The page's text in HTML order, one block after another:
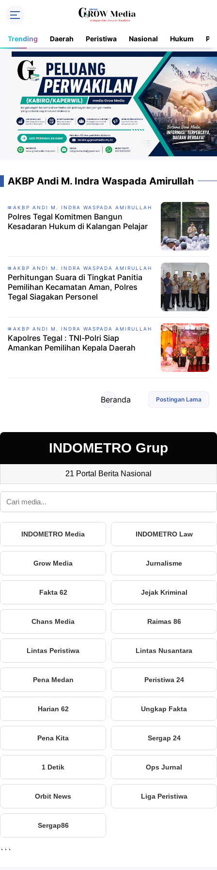
Trending Daerah Peristiwa Nasional Hukum
AKBP Andi M. Indra Waspada Amirullah
AKBP ANDI M. INDRA WASPADA AMIRULLAH
Polres Tegal Komitmen Bangun
Kesadaran Hukum di Kalangan Pelajar
AKBP ANDI M. INDRA WASPADA AMIRULLAH
Perhitungan Suara di Tingkat Panitia
Pemilihan Kecamatan Aman, Polres
Tegal Siagakan Personel
AKBP ANDI M. INDRA WASPADA AMIRULLAH
Kapolres Tegal : TNI-Polri Siap
Amankan Pemilihan Kepala Daerah
Postingan Lama
Beranda
INDOMETRO Grup
21 Portal Berita Nasional
INDOMETRO Media INDOMETRO Law
Grow Media Jurnalisme
Fakta 62 Jejak Kriminal
Chans Media Raimas 86
Lintas Peristiwa Lintas Nusantara
Pena Medan Peristiwa 24
Harian 62 Ungkap Fakta
Pena Kita Sergap 24
1 Detik Ops Jurnal
Orbit News Liga Peristiwa
Sergap86
```